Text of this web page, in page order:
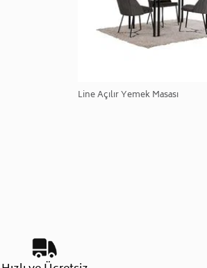
Line Açılır Yemek Masası